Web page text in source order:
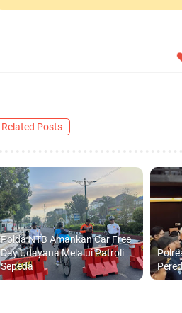
Related Posts
Polda NTB Amankan Car Free
Day Udayana Melalui Patroli
Sepeda